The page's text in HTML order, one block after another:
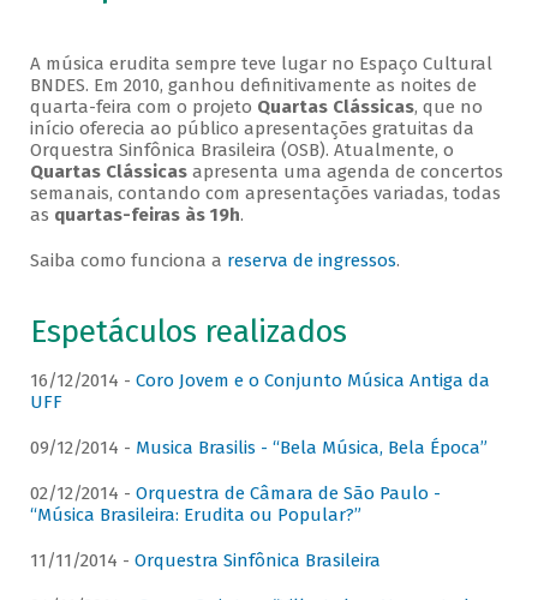
A música erudita sempre teve lugar no Espaço Cultural
BNDES. Em 2010, ganhou definitivamente as noites de
quarta-feira com o projeto Quartas Clássicas, que no
início oferecia ao público apresentações gratuitas da
Orquestra Sinfônica Brasileira (OSB). Atualmente, o
Quartas Clássicasapresenta uma agenda de concertos
semanais, contando com apresentações variadas, todas
as quartas-feiras às 19h.
Saiba como funciona a reserva de ingressos.
Espetáculos realizados
16/12/2014 - Coro Jovem e o Conjunto Música Antiga da
UFF
09/12/2014 - Musica Brasilis - “Bela Música, Bela Época”
02/12/2014 - Orquestra de Câmara de São Paulo -
“Música Brasileira: Erudita ou Popular?”
11/11/2014 - Orquestra Sinfônica Brasileira